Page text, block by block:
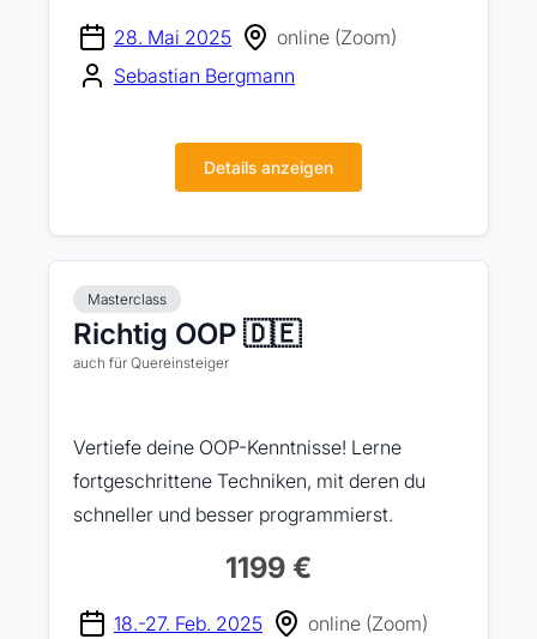
28. Mai 2025
online (Zoom)
Sebastian Bergmann
Details anzeigen
Masterclass
Richtig OOP 🇩🇪
auch für Quereinsteiger
Vertiefe deine OOP-Kenntnisse! Lerne
fortgeschrittene Techniken, mit deren du
schneller und besser programmierst.
1199 €
18.-27. Feb. 2025
online (Zoom)